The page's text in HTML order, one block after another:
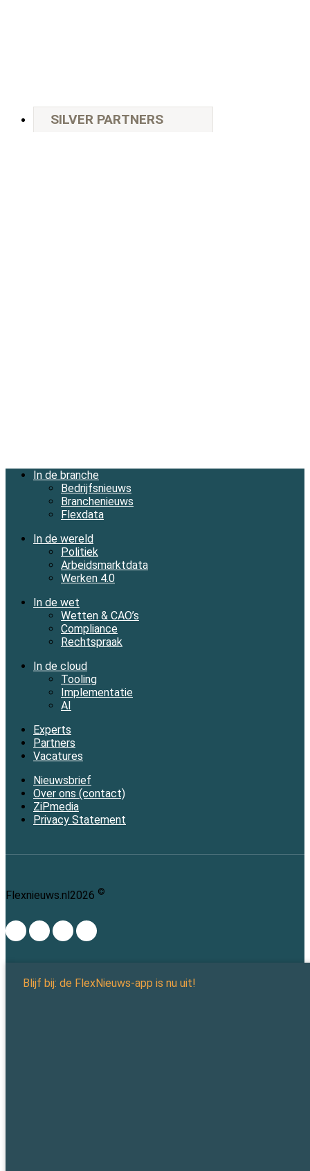
SILVER PARTNERS
In de branche
Bedrijfsnieuws
Branchenieuws
Flexdata
In de wereld
Politiek
Arbeidsmarktdata
Werken 4.0
In de wet
Wetten & CAO’s
Compliance
Rechtspraak
In de cloud
Tooling
Implementatie
AI
Experts
Partners
Vacatures
Nieuwsbrief
Over ons (contact)
ZiPmedia
Privacy Statement
Flexnieuws.nl2026 ©
Blijf bij: de FlexNieuws-app is nu uit!